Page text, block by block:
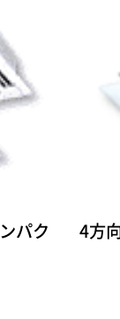
パク
4方